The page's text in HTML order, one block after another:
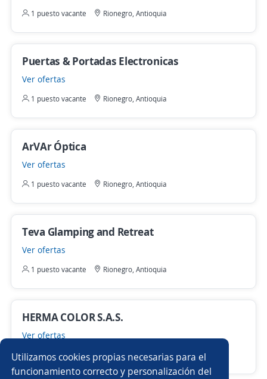
Utilizamos cookies propias necesarias para el
funcionamiento correcto y personalización del
1 puesto vacante Rionegro, Antioquia
Puertas & Portadas Electronicas
Ver ofertas
1 puesto vacante Rionegro, Antioquia
ArVAr Óptica
Ver ofertas
1 puesto vacante Rionegro, Antioquia
Teva Glamping and Retreat
Ver ofertas
1 puesto vacante Rionegro, Antioquia
HERMA COLOR S.A.S.
Ver ofertas
1 puesto vacante Rionegro, Antioquia